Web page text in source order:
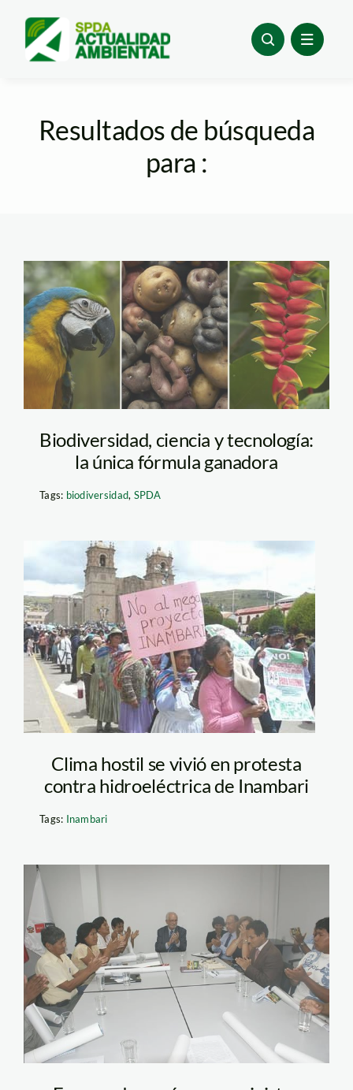
content
Resultados de búsqueda
para :
biodiversidad_tm
Biodiversidad, ciencia y tecnología:
la única fórmula ganadora
Tags: biodiversidad, SPDA
Clima hostil se vivió en protesta
contra hidroeléctrica de Inambari
Tags: Inambari
brack_con_fenamad